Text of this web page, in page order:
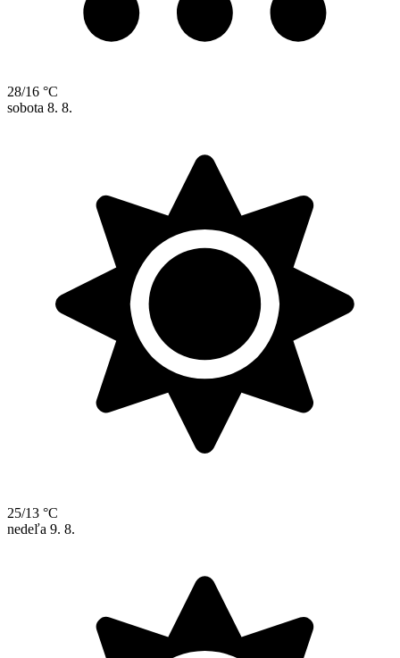
28/16 °C
sobota 8. 8.
25/13 °C
nedeľa 9. 8.